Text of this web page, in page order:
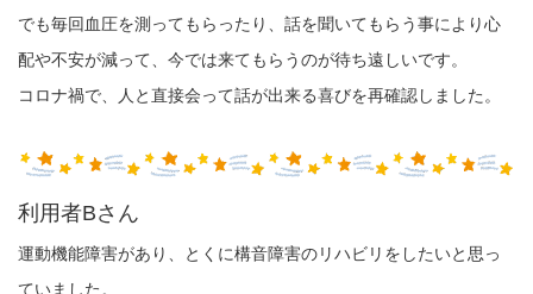
でも毎回血圧を測ってもらったり、話を聞いてもらう事により心
配や不安が減って、今では来てもらうのが待ち遠しいです。
コロナ禍で、人と直接会って話が出来る喜びを再確認しました。
利用者Bさん
運動機能障害があり、とくに構音障害のリハビリをしたいと思っ
ていました。